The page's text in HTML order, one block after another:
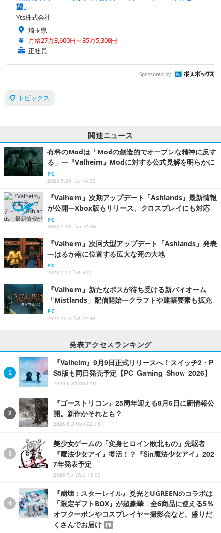
望」
Yts株式会社
埼玉県
月給27万3,600円～35万5,300円
正社員
Sponsored by
トピックス
関連ニュース
有料のModは「Modの創造的でオープンな精神に反す
る」―『Valheim』Modに対する公式見解を明らかに
PC
2023.5.30 Tue 14:00
『Valheim』次期アップデート「Ashlands」最新情報
が公開―Xbox版もリリース、クロスプレイにも対応
PC
2023.3.23 Thu 12:00
『Valheim』次回大型アップデート「Ashlands」発表
―はるか南に位置する広大な死の大地
PC
2023.1.17 Tue 6:00
『Valheim』新たなボスが待ち受ける新バイオーム
「Mistlands」配信開始―クラフトや建築要素も拡充
PC
2022.12.6 Tue 22:48
発表アクセスランキング
『Valheim』9月9日正式リリースへ！スイッチ2・P
S5版も同日発売予定【PC Gaming Show 2026】
2026.6.8 Mon 6:01
『ゴーストリコン』25周年迎える8月6日に新情報公
開。新作かそれとも？
2026.8.3 Mon 22:15
美少女ゲームの「変身ヒロイン敗北もの」先駆者
『魔法少女アイ』復活！？『Sin魔法少女アイ』202
7年発表予定
2026.7.1 Wed 18:00
『崩壊：スターレイル』爻光とUGREENのコラボは
「限定ギフトBOX」が超豪華！全6商品に使える5％
オフクーポンやコスプレイヤー撮影会など、盛りだ
くさんでお届け
PR